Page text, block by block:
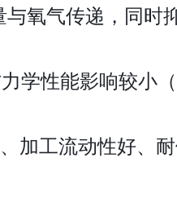
氧气传递，同时
性能影响较小
工流动性好、耐